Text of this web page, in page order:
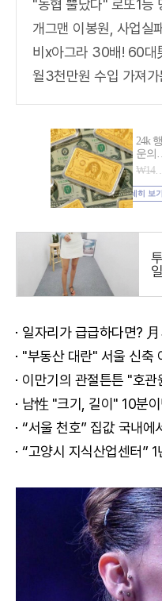
"농협 뿔났다" 로또1등
개그맨 이봉원, 사업실
비x아그라 30배! 60대
월3천만원 수입 가져
일자리가 급급하다면? 月3000만
"부동산 대란" 서울 신축
이만기의 관절튼튼 "호
남性 "크기, 길이" 10분
“서울 천호” 집값 국내에
“고양시 지식산업센터”